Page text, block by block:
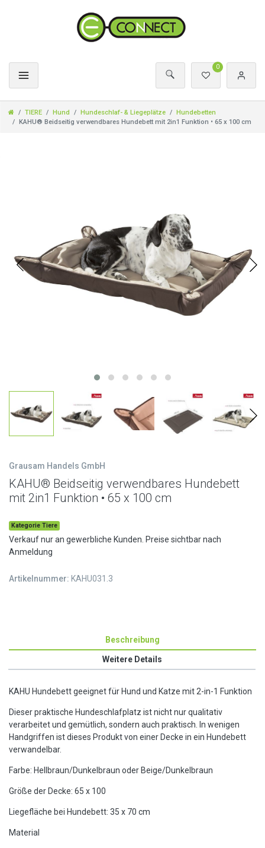
0
TIERE Hund Hundeschlaf- & Liegeplätze
Hundebetten
KAHU® Beidseitig verwendbares Hundebett mit 2in1 Funktion • 65 x 100 cm
Grausam Handels GmbH
KAHU® Beidseitig verwendbares Hundebett
mit 2in1 Funktion • 65 x 100 cm
Kategorie Tiere
Verkauf nur an gewerbliche Kunden. Preise sichtbar nach
Anmeldung
Artikelnummer: KAHU031.3
Beschreibung
Weitere Details
KAHU Hundebett geeignet für Hund und Katze mit 2-in-1 Funktion
Dieser praktische Hundeschlafplatz ist nicht nur qualitativ
verarbeitet und gemütlich, sondern auch praktisch. In wenigen
Handgriffen ist dieses Produkt von einer Decke in ein Hundebett
verwandelbar.
Farbe: Hellbraun/Dunkelbraun oder Beige/Dunkelbraun
Größe der Decke: 65 x 100
Liegefläche bei Hundebett: 35 x 70 cm
Material